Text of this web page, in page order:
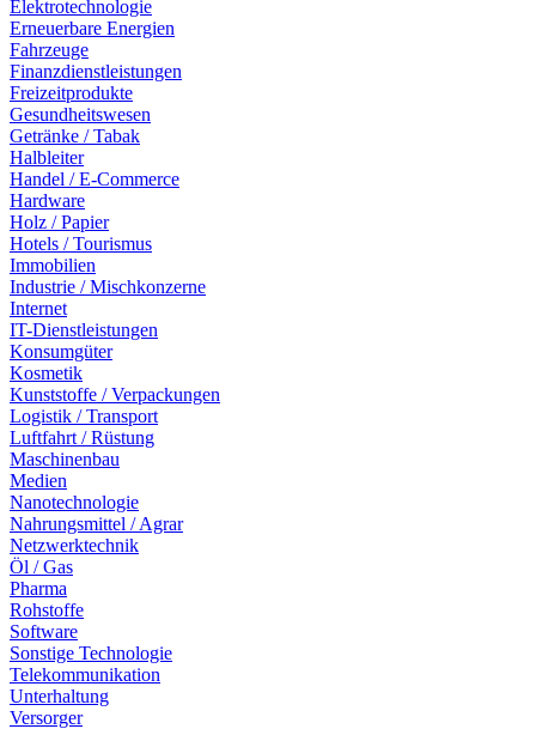
Elektrotechnologie
Erneuerbare Energien
Fahrzeuge
Finanzdienstleistungen
Freizeitprodukte
Gesundheitswesen
Getränke / Tabak
Halbleiter
Handel / E-Commerce
Hardware
Holz / Papier
Hotels / Tourismus
Immobilien
Industrie / Mischkonzerne
Internet
IT-Dienstleistungen
Konsumgüter
Kosmetik
Kunststoffe / Verpackungen
Logistik / Transport
Luftfahrt / Rüstung
Maschinenbau
Medien
Nanotechnologie
Nahrungsmittel / Agrar
Netzwerktechnik
Öl / Gas
Pharma
Rohstoffe
Software
Sonstige Technologie
Telekommunikation
Unterhaltung
Versorger